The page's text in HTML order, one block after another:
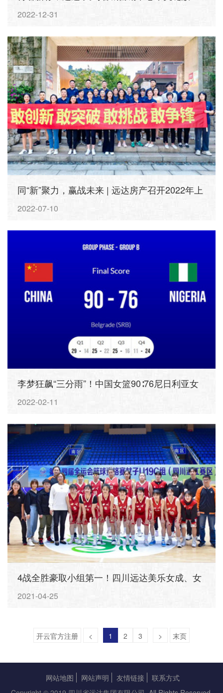
2022-12-31
同“新”聚力，赢战未来 | 远达房产召开2022年上
半年营销工作总结会
2022-07-10
李梦狂飙“三分雨”！中国女篮90∶76尼日利亚女
篮迎开门红
2022-02-11
4战全胜豪取小组第一！四川远达美乐女成、女
青队会师全运会决赛圈
2021-04-25
开云官方注册 < 1 2 3 > 末页
网站地图 网站声明 友情链接
联系方式